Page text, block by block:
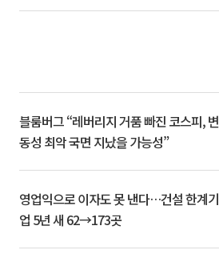
블룸버그 “레버리지 거품 빠진 코스피, 변
동성 최악 국면 지났을 가능성”
영업익으로 이자도 못 낸다…건설 한계기
업 5년 새 62→173곳